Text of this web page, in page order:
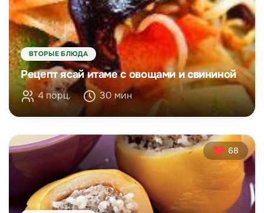
ВТОРЫЕ БЛЮДА
Рецепт ясай итаме с овощами и свининой
4 порц. 30 мин
68